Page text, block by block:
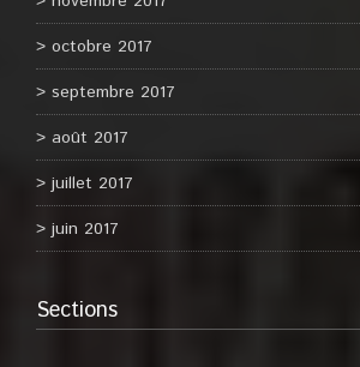
octobre 2017
septembre 2017
août 2017
juillet 2017
juin 2017
Sections